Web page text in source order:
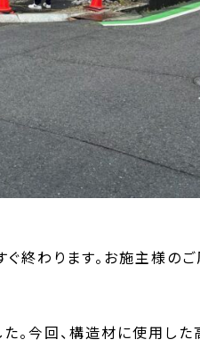
終わります。お施主様の
。今回、構造材に使用し